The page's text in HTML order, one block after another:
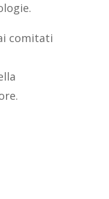
comitati